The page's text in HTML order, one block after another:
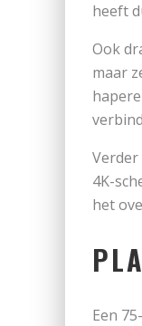
heeft
Ook
maar
4K-
het
Een